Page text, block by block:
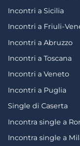
Incontri a Sicilia
Incontri a Friuli-
Incontri a Abruzzo
Incontri a Toscana
Incontri a Veneto
Incontri a Puglia
Single di Caserta
Incontra single a
Incontra single a